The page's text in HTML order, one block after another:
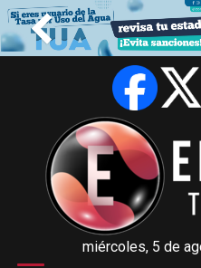
miércoles, 5 de